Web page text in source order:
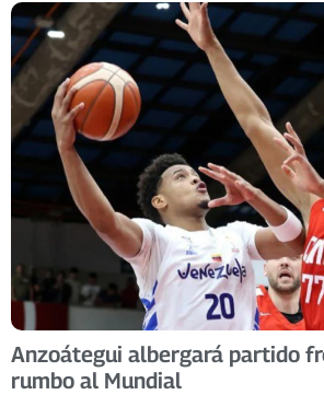
Anzoátegui albergará partido
rumbo al Mundial